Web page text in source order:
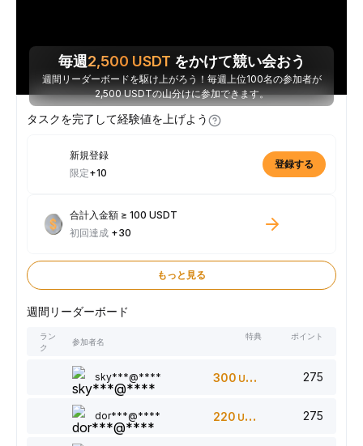
毎週2,500 USDT をかけて競い会おう
週間リーダーボードを駆け上がろう！毎週上位100名の参加者が
2,500 USDTの山分けに参加できます。
タスクを完了して経験値を上げよう
新規登録
限定+10
登録する
合計入金額 ≥ 100 USDT
初回達成 +30
もっと見る
週間リーダーボード
ラン
ク
参加者名
特典 ポイント
sky***@**** 300 USDT 275
dor***@**** 220 USDT 275